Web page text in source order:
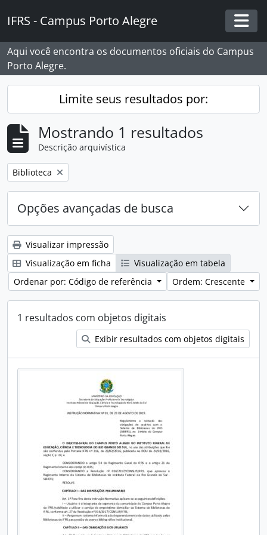
IFRS - Campus Porto Alegre
Aqui você encontra os documentos oficiais do Campus
Porto Alegre.
Limite seus resultados por:
Mostrando 1 resultados
Descrição arquivística
Remover filtro:
Biblioteca
Opções avançadas de busca
Visualizar impressão
Visualização em ficha
Visualização em tabela
Ordenar por: Código de referência
Ordem: Crescente
1 resultados com objetos digitais
Exibir resultados com objetos digitais